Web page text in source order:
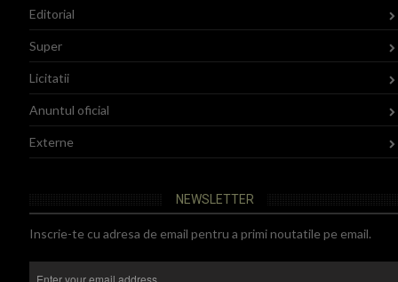
Editorial
Super
Licitatii
Anuntul oficial
Externe
NEWSLETTER
Inscrie-te cu adresa de email pentru a primi noutatile pe email.